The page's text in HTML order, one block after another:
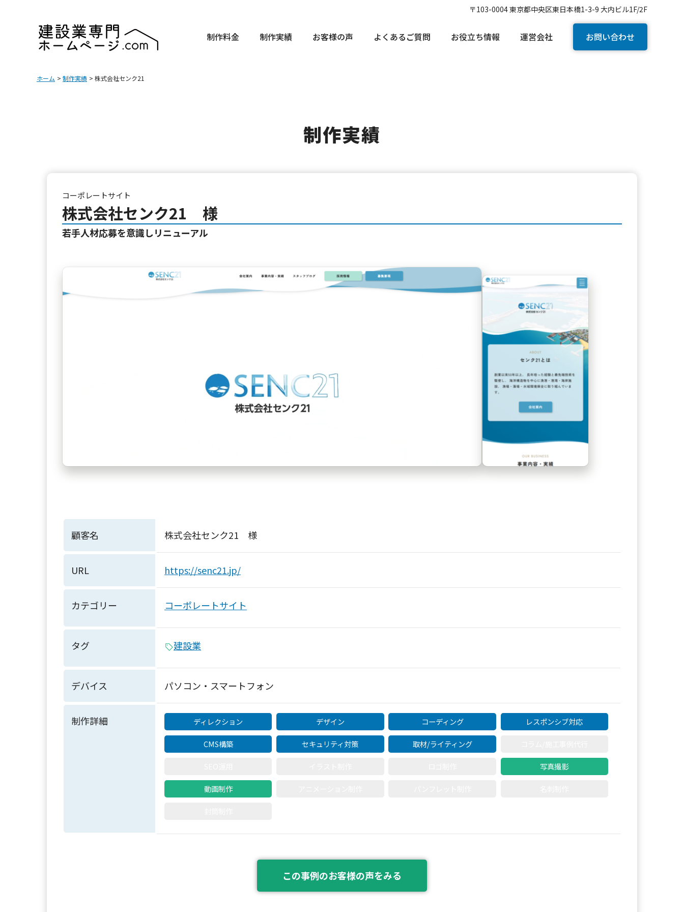
〒103-0004 東京都中央区東日本橋1-3-9 大内ビル1F/2F
制作料金 制作実績 お客様の声 よくあるご質問 お役立ち情報 運営会社 お問い合わせ
ホーム 制作実績 株式会社センク21
制作実績
コーポレートサイト
株式会社センク21 様
若手人材応募を意識しリニューアル
顧客名 株式会社センク21 様
URL https://senc21.jp/
カテゴリー コーポレートサイト
タグ 建設業
デバイス パソコン・スマートフォン
制作詳細 ディレクション デザイン コーディング レスポンシブ対応
CMS構築 セキュリティ対策 取材/ライティング
写真撮影
動画制作
この事例のお客様の声をみる